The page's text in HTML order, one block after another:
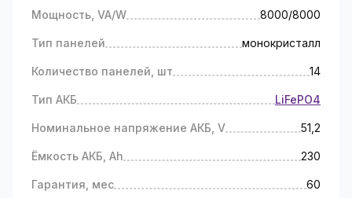
Мощность, VA/W 8000/8000
Тип панелей монокристалл
Количество панелей, шт 14
Тип АКБ LiFePO4
Номинальное напряжение АКБ, V 51,2
Ёмкость АКБ, Ah 230
Гарантия, мес
60